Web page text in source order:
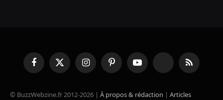
FacebookX
(Twitter)
InstagramPinterestYouTube TikTok RSS
© BuzzWebzine.fr 2012-2026 | À propos & rédaction | Articles